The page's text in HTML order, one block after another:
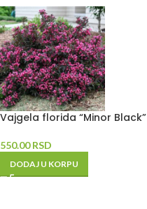
Vajgela florida “Minor Black”
550.00RSD
DODAJ U KORPU